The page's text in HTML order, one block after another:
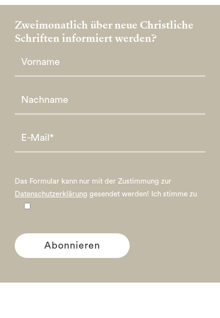
Zweimonatlich über neue Christliche
Schriften informiert werden?
Das Formular kann nur mit der Zustimmung zur
Datenschutzerklärung gesendet werden! Ich stimme zu